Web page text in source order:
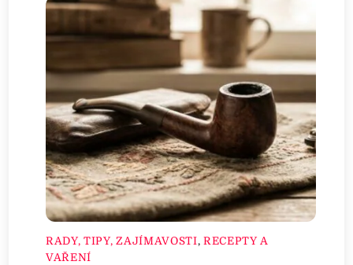
RADY, TIPY, ZAJÍMAVOSTI, RECEPTY A
VAŘENÍ